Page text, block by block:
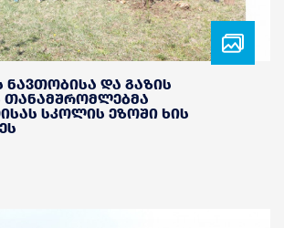
და გაზის
თანამშრომლებმა
სკოლის ეზოში ხის